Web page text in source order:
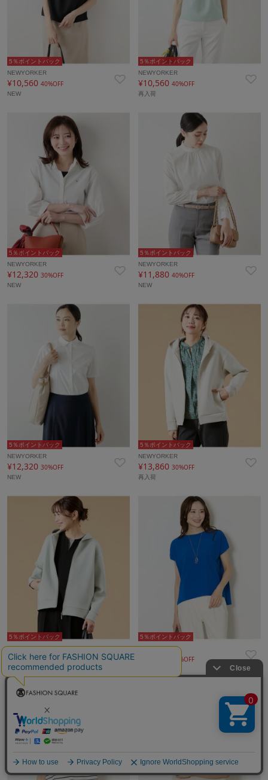
5％ポイントバック
NEWYORKER
¥10,560 40%OFF
NEW
5％ポイントバック
NEWYORKER
¥10,56040%OFF
再入荷
5％ポイントバック
NEWYORKER
¥12,320 30%OFF
NEW
5％ポイントバック
NEWYORKER
¥11,88040%OFF
NEW
5％ポイントバック
NEWYORKER
¥12,320 30%OFF
NEW
5％ポイントバック
NEWYORKER
¥13,86030%OFF
再入荷
5％ポイントバック
NEWYORKER
¥13,86030%OFF
NEW
5％ポイントバック
NEWYORKER
30%OFF